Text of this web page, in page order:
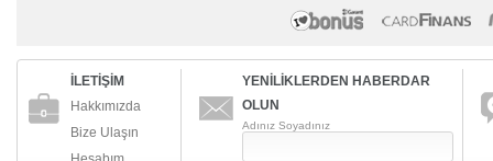
İLETİŞİM
Hakkımızda
Bize Ulaşın
YENİLİKLERDEN HABERDAR
OLUN
Adınız Soyadınız